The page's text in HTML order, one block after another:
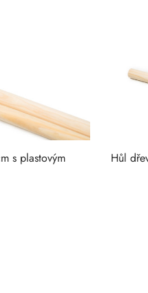
s plastovým
Hůl